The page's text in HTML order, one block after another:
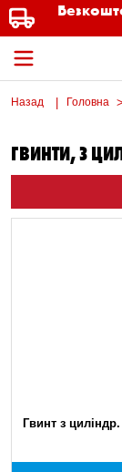
Назад Головна
ГВИНТИ, З
Гвинт з